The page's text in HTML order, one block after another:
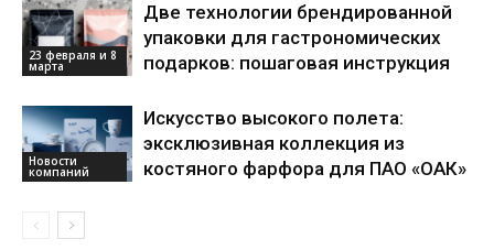
23 февраля и 8
марта
Две технологии брендированной
упаковки для гастрономических
подарков: пошаговая инструкция
Новости
компаний
Искусство высокого полета:
эксклюзивная коллекция из
костяного фарфора для ПАО «ОАК»